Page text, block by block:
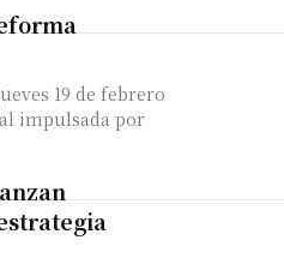
19 de febrero
impulsada por